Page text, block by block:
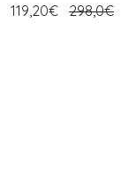
119,20€ 298,0€